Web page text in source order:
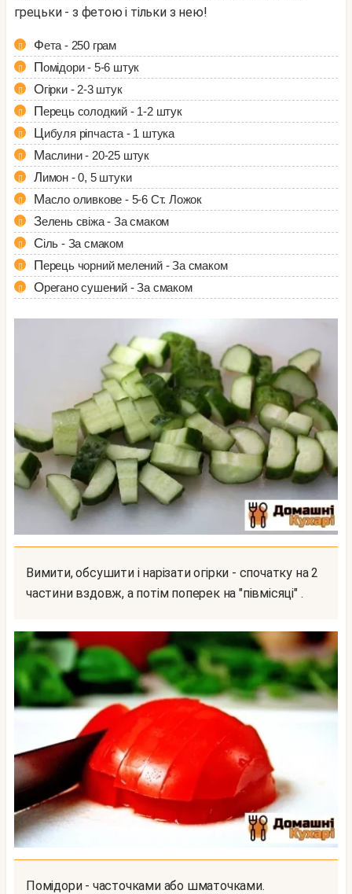
грецьки - з фетою і тільки з нею!
Фета - 250 грам
Помідори - 5-6 штук
Огірки - 2-3 штук
Перець солодкий - 1-2 штук
Цибуля ріпчаста - 1 штука
Маслини - 20-25 штук
Лимон - 0, 5 штуки
Масло оливкове - 5-6 Ст. Ложок
Зелень свіжа - За смаком
Сіль - За смаком
Перець чорний мелений - За смаком
Орегано сушений - За смаком
Вимити, обсушити і нарізати огірки - спочатку на 2
частини вздовж, а потім поперек на "півмісяці" .
Помідори - часточками або шматочками.